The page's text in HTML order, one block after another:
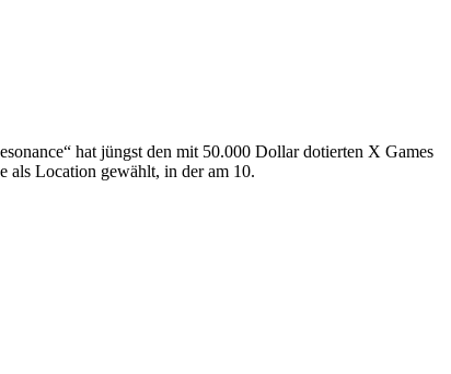
hat jüngst den mit 50.000 Dollar dotierten X Games
als Location gewählt, in der am 10.